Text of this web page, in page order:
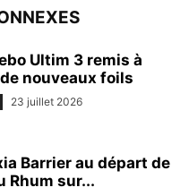
Ultim 3 remis à
de nouveaux foils
23 juillet 2026
Barrier au départ de
Rhum sur...